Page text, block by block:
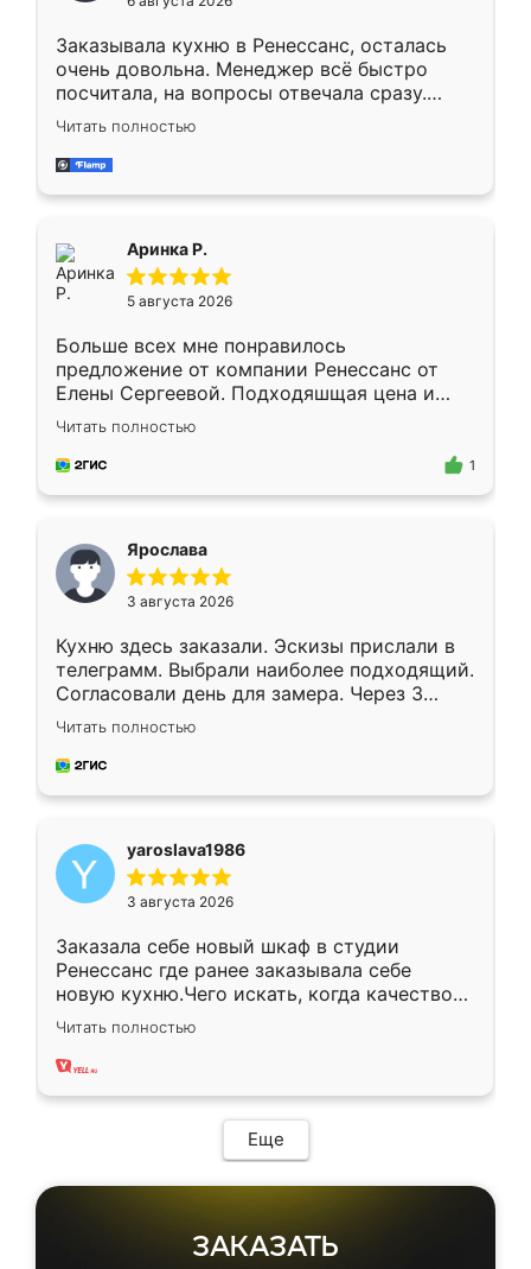
мебели буду заказывать только здесь.
Заказывала кухню в Ренессанс, осталась
очень довольна. Менеджер всё быстро
посчитала, на вопросы отвечала сразу.
Замерщик приехал в субботу, подошёл к
делу со всей ответственностью. Собрали
за день, ребята работали аккуратно, даже
Читать полностью
Аринка Р.
5 августа 2026
Больше всех мне понравилось
предложение от компании Ренессанс от
Елены Сергеевой. Подходяшщая цена и
короткие сроки изготовления. Приехавший
для замера сотрудник Владислав
предложил по моему эскизу самый
Читать полностью
1
Ярослава
3 августа 2026
Кухню здесь заказали. Эскизы прислали в
телеграмм. Выбрали наиболее подходящий.
Согласовали день для замера. Через 3
недели кухня была уже готова. Остались
довольны работой. Спасибо Ренессанс
мебель за качественную работу!
Читать полностью
yaroslava1986
3 августа 2026
Заказала себе новый шкаф в студии
Ренессанс где ранее заказывала себе
новую кухню.Чего искать, когда качеством
вполне довольна. Служит кухня уже почти
два года, нареканий нет.
Читать полностью
Еще
ЗАКАЗАТЬ